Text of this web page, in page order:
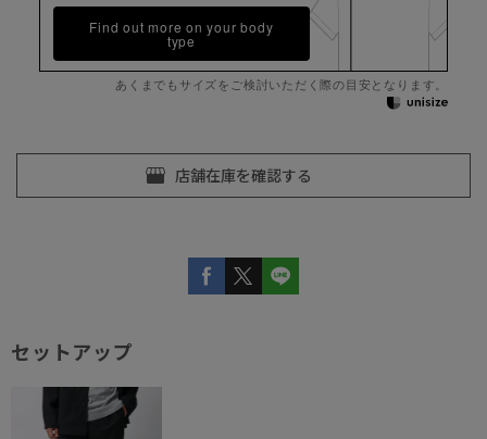
Find out more on your body
type
あくまでもサイズをご検討いただく際の目安となります。
セットアップ